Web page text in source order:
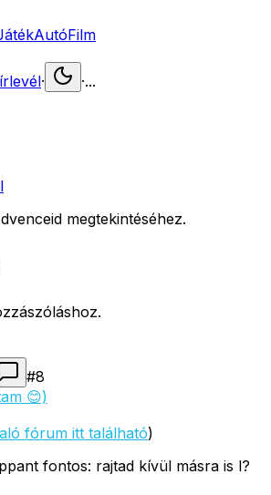
AutóFilm
· ·...
megtekintéséhez.
#8
😊)
fórum itt található)
fontos: rajtad kívül másra is l?